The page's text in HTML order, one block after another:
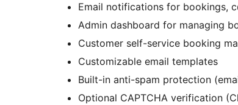
Email notifications for bookings,
Admin dashboard for managing
Customer self-service booking
Customizable email templates
Built-in anti-spam protection
Optional CAPTCHA verification